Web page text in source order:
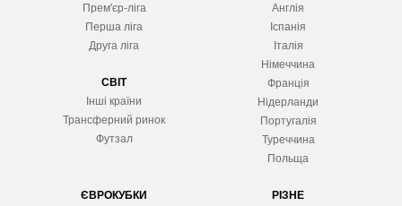
Прем'єр-ліга
Перша ліга
Друга ліга
СВІТ
Інші країни
Трансферний ринок
Футзал
Англія
Іспанія
Італія
Німеччина
Франція
Нідерланди
Португалія
Туреччина
Польща
ЄВРОКУБКИ
РІЗНЕ